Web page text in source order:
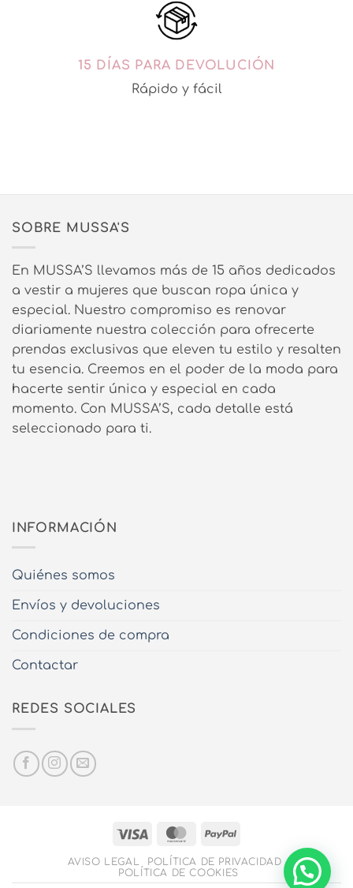
15 DÍAS PARA DEVOLUCIÓN
Rápido y fácil
SOBRE MUSSA'S
En MUSSA’S llevamos más de 15 años dedicados
a vestir a mujeres que buscan ropa única y
especial. Nuestro compromiso es renovar
diariamente nuestra colección para ofrecerte
prendas exclusivas que eleven tu estilo y resalten
tu esencia. Creemos en el poder de la moda para
hacerte sentir única y especial en cada
momento. Con MUSSA’S, cada detalle está
seleccionado para ti.
INFORMACIÓN
Quiénes somos
Envíos y devoluciones
Condiciones de compra
Contactar
REDES SOCIALES
Visa MasterCard
PayPal
AVISO LEGAL
POLÍTICA DE PRIVACIDAD
POLÍTICA DE COOKIES